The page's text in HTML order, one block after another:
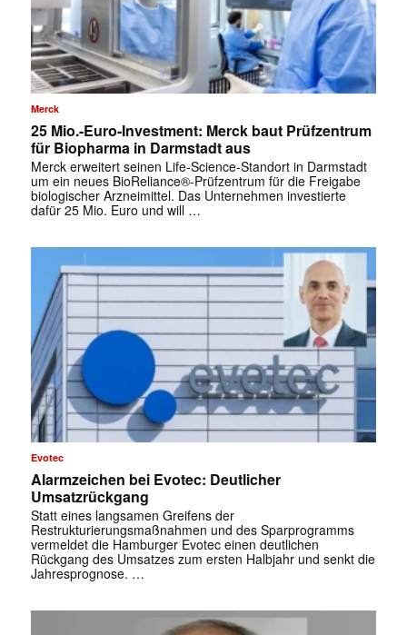
Merck
25 Mio.-Euro-Investment: Merck baut Prüfzentrum
für Biopharma in Darmstadt aus
Merck erweitert seinen Life-Science-Standort in Darmstadt
um ein neues BioReliance®-Prüfzentrum für die Freigabe
biologischer Arzneimittel. Das Unternehmen investierte
dafür 25 Mio. Euro und will …
Evotec
Alarmzeichen bei Evotec: Deutlicher
Umsatzrückgang
Statt eines langsamen Greifens der
Restrukturierungsmaßnahmen und des Sparprogramms
vermeldet die Hamburger Evotec einen deutlichen
Rückgang des Umsatzes zum ersten Halbjahr und senkt die
Jahresprognose. …